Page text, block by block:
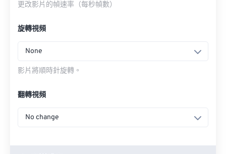
更改影片的幀速率（每秒幀數）
旋轉視頻
None
影片將順時針旋轉。
翻轉視頻
No change